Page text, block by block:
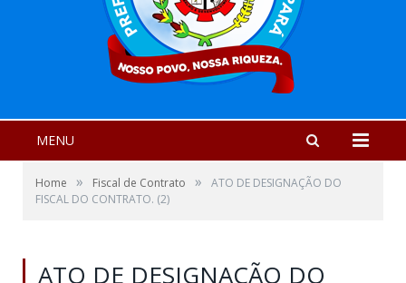
MENU
Home » Fiscal de Contrato »
ATO DE DESIGNAÇÃO DO
FISCAL DO CONTRATO. (2)
ATO DE DESIGNAÇÃO DO